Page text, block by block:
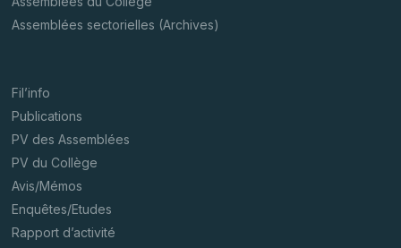
Assemblées sectorielles (Archives)
Fil’info
Publications
PV des Assemblées
PV du Collège
Avis/Mémos
Enquêtes/Etudes
Rapport d’activité